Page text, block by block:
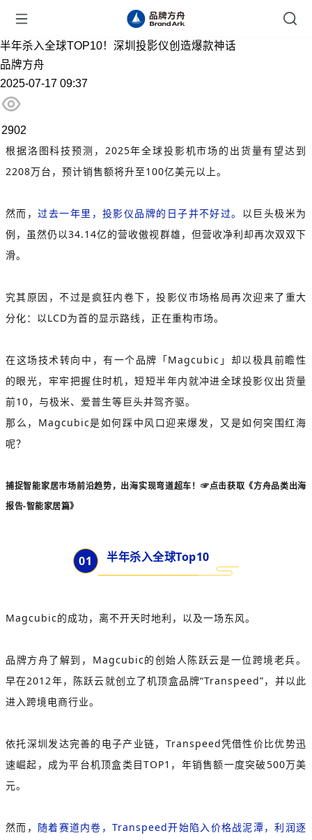
半年杀入全球TOP10！深圳投影仪创造爆款神话
品牌方舟
2025-07-17 09:37
2902
根据洛图科技预测，2025年全球投影机市场的出货量有望达到
2208万台，预计销售额将升至100亿美元以上。
然而，过去一年里，投影仪品牌的日子并不好过。 以巨头极米为
例，虽然仍以34.14亿的营收傲视群雄，但营收净利却再次双双下
滑。
究其原因，不过是疯狂内卷下，投影仪市场格局再次迎来了重大
分化：以LCD为首的显示路线，正在重构市场。
在这场技术转向中，有一个品牌「Magcubic」却以极具前瞻性
的眼光，牢牢把握住时机，短短半年内就冲进全球投影仪出货量
前10，与极米、爱普生等巨头并驾齐驱。
那么，Magcubic是如何踩中风口迎来爆发，又是如何突围红海
呢？
捕捉智能家居市场前沿趋势，出海实现弯道超车！ ☞点击获取《方舟品类出海
报告-智能家居篇》
01 半年杀入全球Top10
Magcubic的成功，离不开天时地利，以及一场东风。
品牌方舟了解到，Magcubic的创始人陈跃云是一位跨境老兵。
早在2012年，陈跃云就创立了机顶盒品牌“Transpeed”，并以此
进入跨境电商行业。
依托深圳发达完善的电子产业链，Transpeed凭借性价比优势迅
速崛起，成为平台机顶盒类目TOP1，年销售额一度突破500万美
元。
然而， 随着赛道内卷，Transpeed开始陷入价格战泥潭，利润逐